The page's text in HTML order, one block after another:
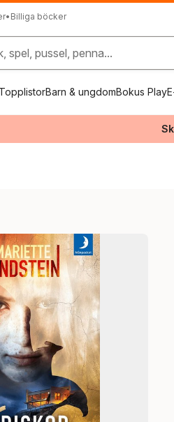
• Billiga böcker
spel, pussel, penna...
TopplistorBarn & ungdomBokus Play